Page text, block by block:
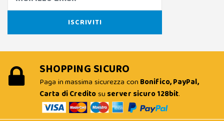
SHOPPING SICURO
Paga in massima sicurezza con Bonifico, PayPal,
Carta di Creditosu server sicuro 128bit.